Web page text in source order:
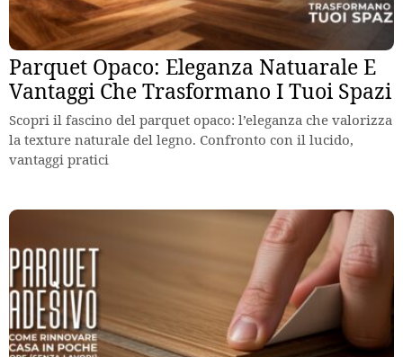
Parquet Opaco: Eleganza Natuarale E
Vantaggi Che Trasformano I Tuoi Spazi
Scopri il fascino del parquet opaco: l’eleganza che valorizza
la texture naturale del legno. Confronto con il lucido,
vantaggi pratici